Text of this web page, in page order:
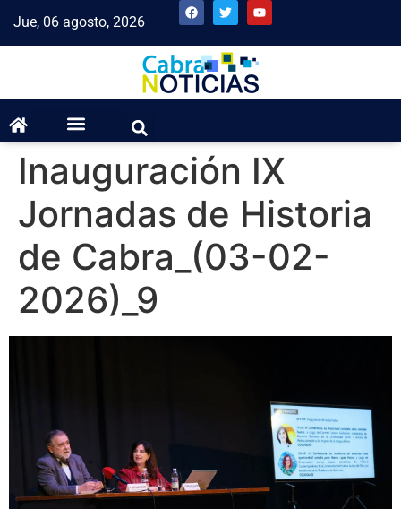
Jue, 06 agosto, 2026
Inauguración IX
Jornadas de Historia
de Cabra_(03-02-
2026)_9